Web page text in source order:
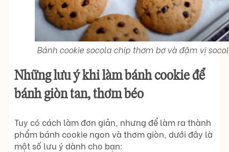
Bánh cookie socola chip thơm bơ và đậm vị
Những lưu ý khi làm bánh cookie để
bánh giòn tan, thơm béo
Tuy có cách làm đơn giản, nhưng để làm ra thành
phẩm bánh cookie ngon và thơm giòn, dưới đây là
một số lưu ý dành cho bạn: